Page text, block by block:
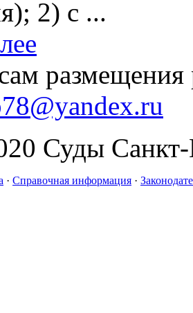
2) с ...
размещения
Суды Санкт-
· Справочная информация ·